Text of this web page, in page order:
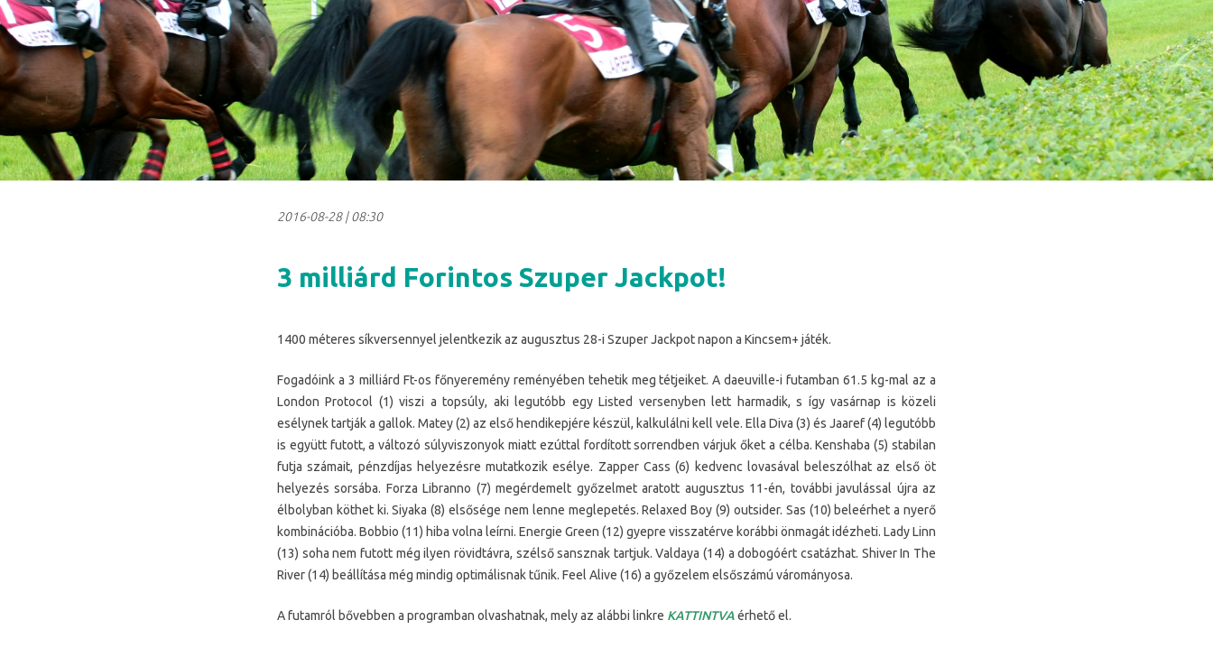
2016-08-28|08:30
3 milliárd Forintos Szuper Jackpot!
1400 méteres síkversennyel jelentkezik az augusztus 28-i Szuper Jackpot napon a Kincsem+ játék.
Fogadóink a 3 milliárd Ft-os főnyeremény reményében tehetik meg tétjeiket. A daeuville-i futamban 61.5 kg-mal az a
London Protocol (1) viszi a topsúly, aki legutóbb egy Listed versenyben lett harmadik, s így vasárnap is közeli
esélynek tartják a gallok. Matey (2) az első hendikepjére készül, kalkulálni kell vele. Ella Diva (3) és Jaaref (4) legutóbb
is együtt futott, a változó súlyviszonyok miatt ezúttal fordított sorrendben várjuk őket a célba. Kenshaba (5) stabilan
futja számait, pénzdíjas helyezésre mutatkozik esélye. Zapper Cass (6) kedvenc lovasával beleszólhat az első öt
helyezés sorsába. Forza Libranno (7) megérdemelt győzelmet aratott augusztus 11-én, további javulással újra az
élbolyban köthet ki. Siyaka (8) elsősége nem lenne meglepetés. Relaxed Boy (9) outsider. Sas (10) beleérhet a nyerő
kombinációba. Bobbio (11) hiba volna leírni. Energie Green (12) gyepre visszatérve korábbi önmagát idézheti. Lady Linn
(13) soha nem futott még ilyen rövidtávra, szélső sansznak tartjuk. Valdaya (14) a dobogóért csatázhat. Shiver In The
River (14) beállítása még mindig optimálisnak tűnik. Feel Alive (16) a győzelem elsőszámú várományosa.
A futamról bővebben a programban olvashatnak, mely az alábbi linkre KATTINTVAérhető el.